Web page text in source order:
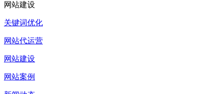
网站建设
关键词优化
网站代运营
网站建设
网站案例